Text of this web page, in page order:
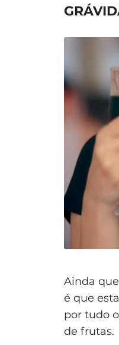
Ainda
é que
por tudo
de frutas.